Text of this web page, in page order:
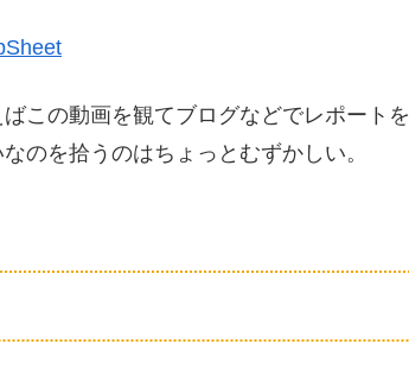
この動画を観てブログなどでレポートを
のを拾うのはちょっとむずかしい。